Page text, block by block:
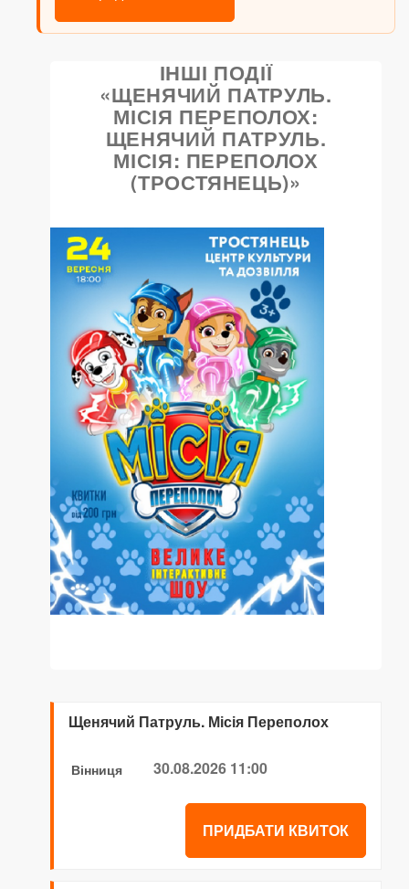
ІНШІ ПОДІЇ
«ЩЕНЯЧИЙ ПАТРУЛЬ.
МІСІЯ ПЕРЕПОЛОХ:
ЩЕНЯЧИЙ ПАТРУЛЬ.
МІСІЯ: ПЕРЕПОЛОХ
(ТРОСТЯНЕЦЬ)»
Щенячий Патруль. Місія Переполох
Вінниця 30.08.2026 11:00
ПРИДБАТИ КВИТОК